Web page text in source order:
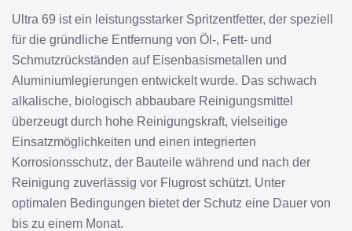
Ultra 69 ist ein leistungsstarker Spritzentfetter, der speziell
für die gründliche Entfernung von Öl-, Fett- und
Schmutzrückständen auf Eisenbasismetallen und
Aluminiumlegierungen entwickelt wurde. Das schwach
alkalische, biologisch abbaubare Reinigungsmittel
überzeugt durch hohe Reinigungskraft, vielseitige
Einsatzmöglichkeiten und einen integrierten
Korrosionsschutz, der Bauteile während und nach der
Reinigung zuverlässig vor Flugrost schützt. Unter
optimalen Bedingungen bietet der Schutz eine Dauer von
bis zu einem Monat.